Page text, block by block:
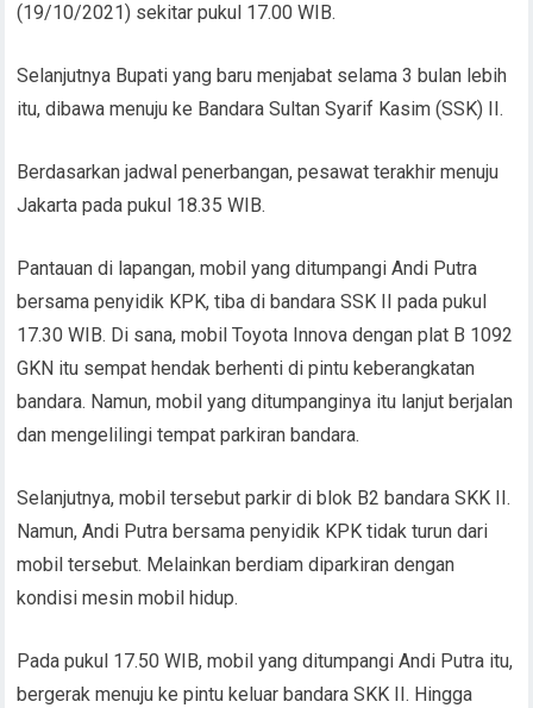
(19/10/2021) sekitar pukul 17.00 WIB.
Selanjutnya Bupati yang baru menjabat selama 3 bulan lebih
itu, dibawa menuju ke Bandara Sultan Syarif Kasim (SSK) II.
Berdasarkan jadwal penerbangan, pesawat terakhir menuju
Jakarta pada pukul 18.35 WIB.
Pantauan di lapangan, mobil yang ditumpangi Andi Putra
bersama penyidik KPK, tiba di bandara SSK II pada pukul
17.30 WIB. Di sana, mobil Toyota Innova dengan plat B 1092
GKN itu sempat hendak berhenti di pintu keberangkatan
bandara. Namun, mobil yang ditumpanginya itu lanjut berjalan
dan mengelilingi tempat parkiran bandara.
Selanjutnya, mobil tersebut parkir di blok B2 bandara SKK II.
Namun, Andi Putra bersama penyidik KPK tidak turun dari
mobil tersebut. Melainkan berdiam diparkiran dengan
kondisi mesin mobil hidup.
Pada pukul 17.50 WIB, mobil yang ditumpangi Andi Putra itu,
bergerak menuju ke pintu keluar bandara SKK II. Hingga